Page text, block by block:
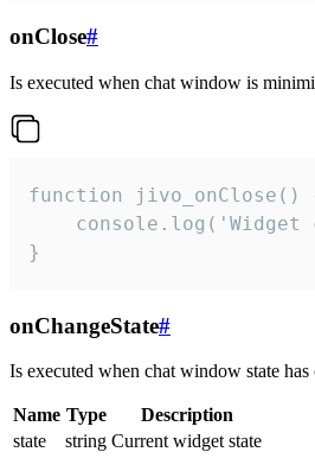
onClose#
Is executed when chat window is
function jivo_onClose()
console.log('Widget
}
onChangeState#
Is executed when chat window state has
Name Type
Description
state
string Current widget state